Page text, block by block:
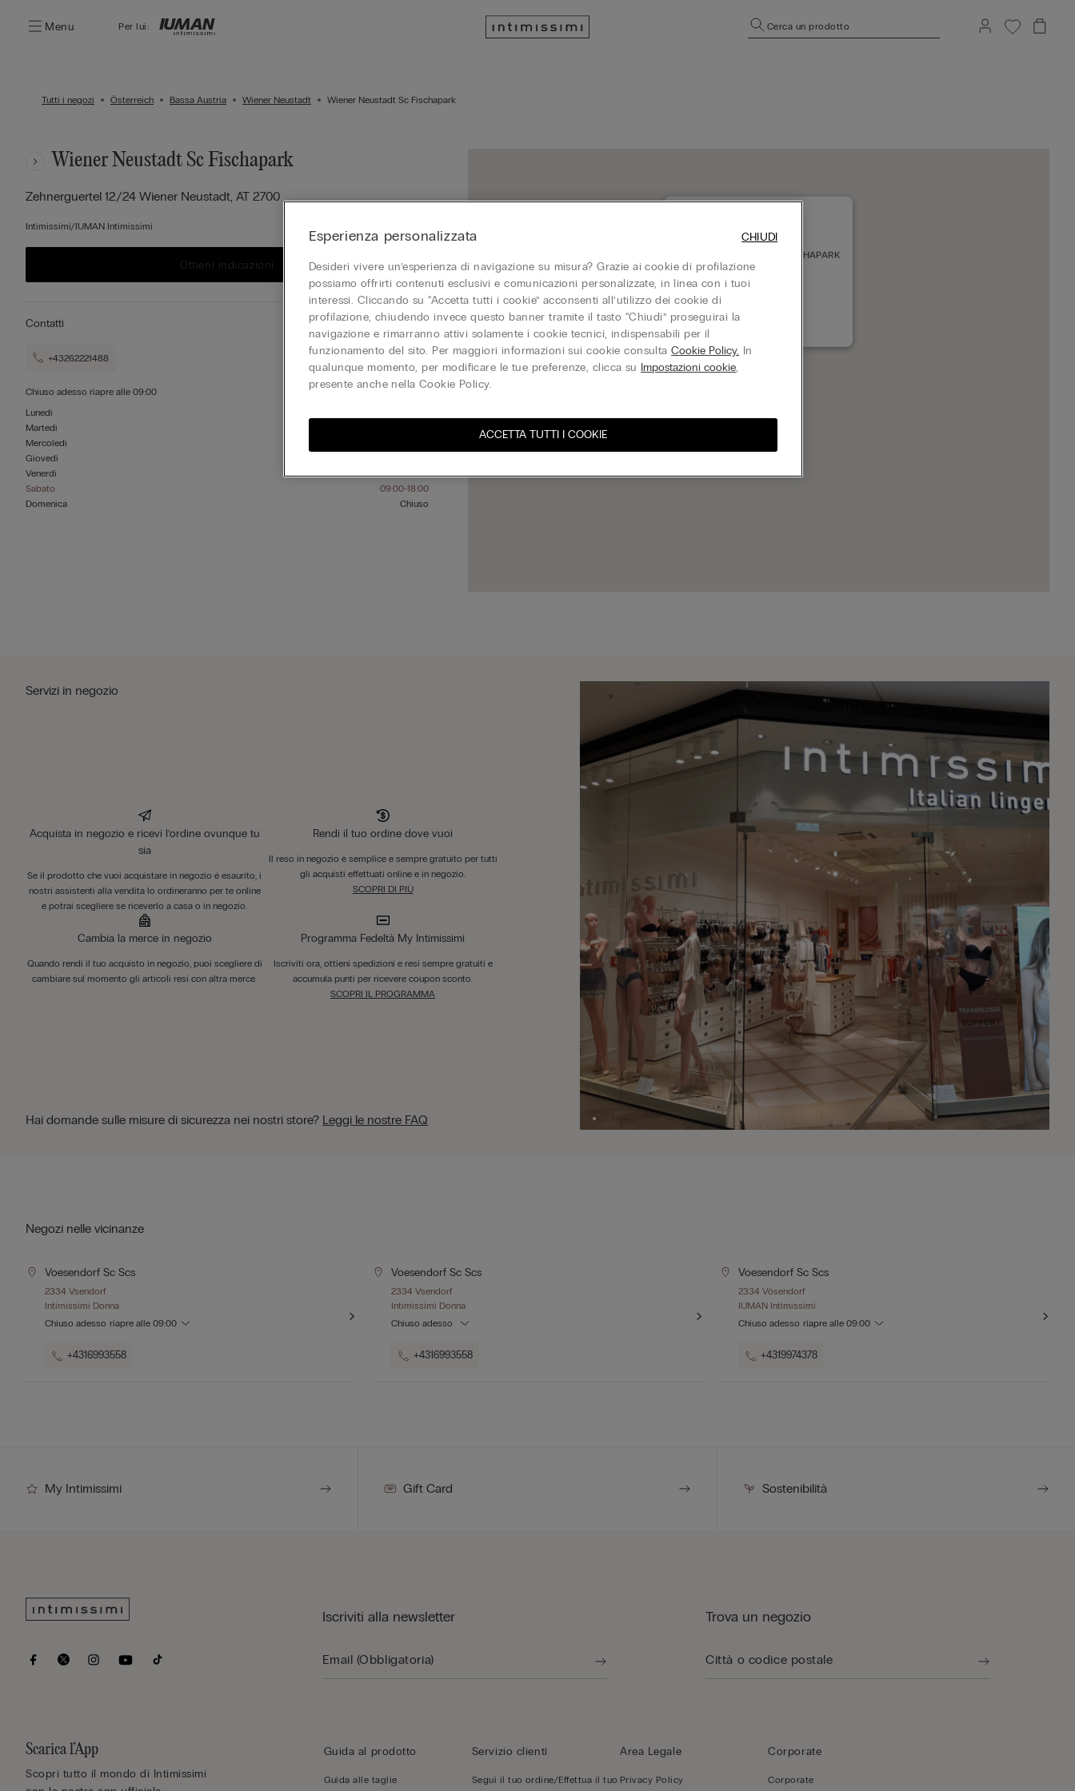
Menu Per lui: Cerca un prodotto
Tutti i negozi Österreich Bassa Austria Wiener Neustadt Wiener Neustadt Sc Fischapark
Wiener Neustadt Sc Fischapark
Zehnerguertel 12/24 Wiener Neustadt, AT 2700
Intimissimi/IUMAN Intimissimi
Ottieni indicazioni
Contatti
+43262221488
Chiuso adesso riapre alle 09:00
Lunedì
Martedì
Mercoledì
Giovedì
Venerdì
09:00-19:00
Sabato
09:00-18:00
Domenica
Chiuso
WIENER NEUSTADT SC FISCHAPARK
2700 WIENER NEUSTADT
Chiuso adesso
+43262221488
Servizi in negozio
Acquista in negozio e ricevi l’ordine ovunque tu
sia
Se il prodotto che vuoi acquistare in negozio è esaurito, i
nostri assistenti alla vendita lo ordineranno per te online
e potrai scegliere se riceverlo a casa o in negozio.
Rendi il tuo ordine dove vuoi
Il reso in negozio è semplice e sempre gratuito per tutti
gli acquisti effettuati online e in negozio.
SCOPRI DI PIÙ
Cambia la merce in negozio
Quando rendi il tuo acquisto in negozio, puoi scegliere di
cambiare sul momento gli articoli resi con altra merce.
Programma Fedeltà My Intimissimi
Iscriviti ora, ottieni spedizioni e resi sempre gratuiti e
accumula punti per ricevere coupon sconto.
SCOPRI IL PROGRAMMA
Hai domande sulle misure di sicurezza nei nostri store? Leggi le nostre FAQ
Negozi nelle vicinanze
Voesendorf Sc Scs
2334 Vsendorf
Intimissimi Donna
Chiuso adesso riapre alle 09:00
+4316993558
Voesendorf Sc Scs
2334 Vsendorf
Intimissimi Donna
Chiuso adesso
+4316993558
Voesendorf Sc Scs
2334 Vösendorf
IUMAN Intimissimi
Chiuso adesso riapre alle 09:00
+4319974378
My Intimissimi Gift Card Sostenibilità
Scarica l’App
Scopri tutto il mondo di Intimissimi
Iscriviti alla newsletter Trova un negozio
Guida al prodotto
Guida alle taglie
Servizio clienti
Segui il tuo ordine/Effettua il tuo
Area Legale
Privacy Policy
Corporate
Corporate
Esperienza personalizzata
Desideri vivere un’esperienza di navigazione su misura? Grazie ai cookie di profilazione
possiamo offrirti contenuti esclusivi e comunicazioni personalizzate, in linea con i tuoi
interessi. Cliccando su “Accetta tutti i cookie” acconsenti all’utilizzo dei cookie di
profilazione, chiudendo invece questo banner tramite il tasto “Chiudi” proseguirai la
navigazione e rimarranno attivi solamente i cookie tecnici, indispensabili per il
funzionamento del sito. Per maggiori informazioni sui cookie consultaCookie Policy. In
qualunque momento, per modificare le tue preferenze, clicca su Impostazioni cookie,
presente anche nella Cookie Policy.
ACCETTA TUTTI I COOKIE
CHIUDI